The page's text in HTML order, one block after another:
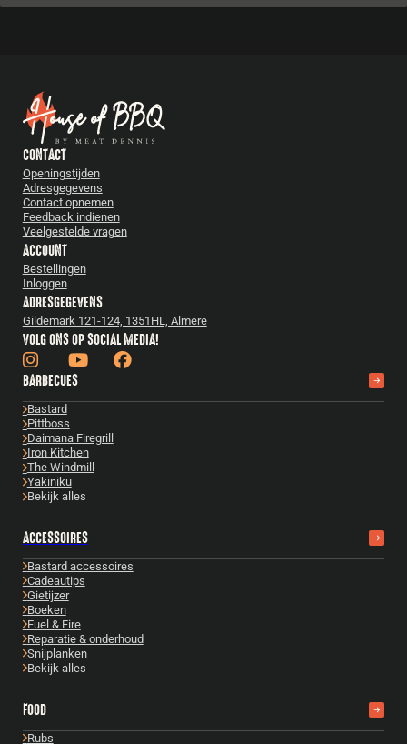
CONTACT
Openingstijden
Adresgegevens
Contact opnemen
Feedback indienen
Veelgestelde vragen
ACCOUNT
Bestellingen
Inloggen
ADRESGEGEVENS
Gildemark 121-124, 1351HL, Almere
VOLG ONS OP SOCIAL MEDIA!
BARBECUES
Bastard
Pittboss
Daimana Firegrill
Iron Kitchen
The Windmill
Yakiniku
Bekijk alles
ACCESSOIRES
Bastard accessoires
Cadeautips
Gietijzer
Boeken
Fuel & Fire
Reparatie & onderhoud
Snijplanken
Bekijk alles
FOOD
Rubs